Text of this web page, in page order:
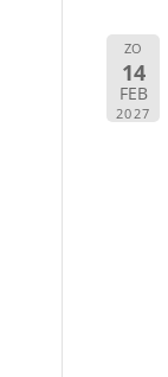
ZO
14
FEB
2027